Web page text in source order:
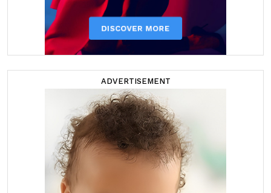
ADVERTISEMENT